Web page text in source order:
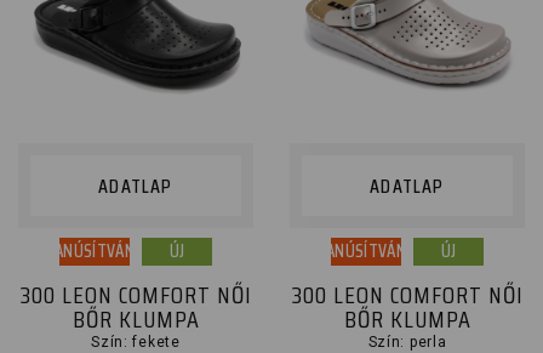
ADATLAP
TANÚSÍTVÁNY ÚJ
300 LEON COMFORT NŐI
BŐR KLUMPA
Szín: fekete
ADATLAP
TANÚSÍTVÁNY ÚJ
300 LEON COMFORT NŐI
BŐR KLUMPA
Szín: perla